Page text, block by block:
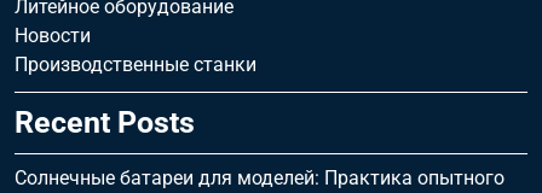
Литейное оборудование
Новости
Производственные станки
Recent Posts
Солнечные батареи для моделей: Практика опытного